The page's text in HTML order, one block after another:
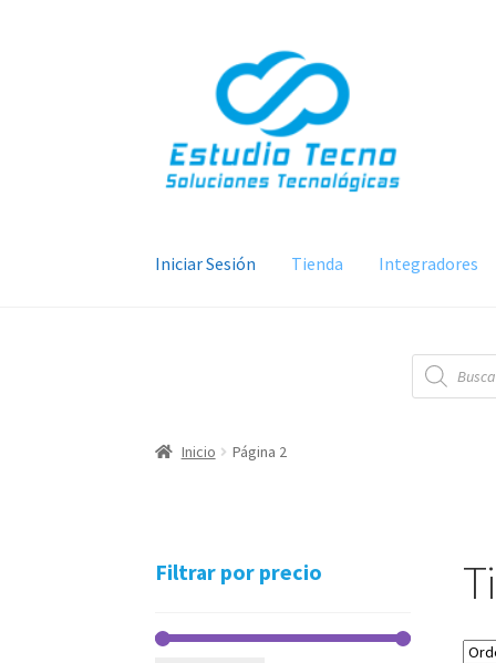
navegación
contenido
Iniciar Sesión Tienda Integradores
Búsqueda
de
productos
Inicio Página 2
Filtrar por precio